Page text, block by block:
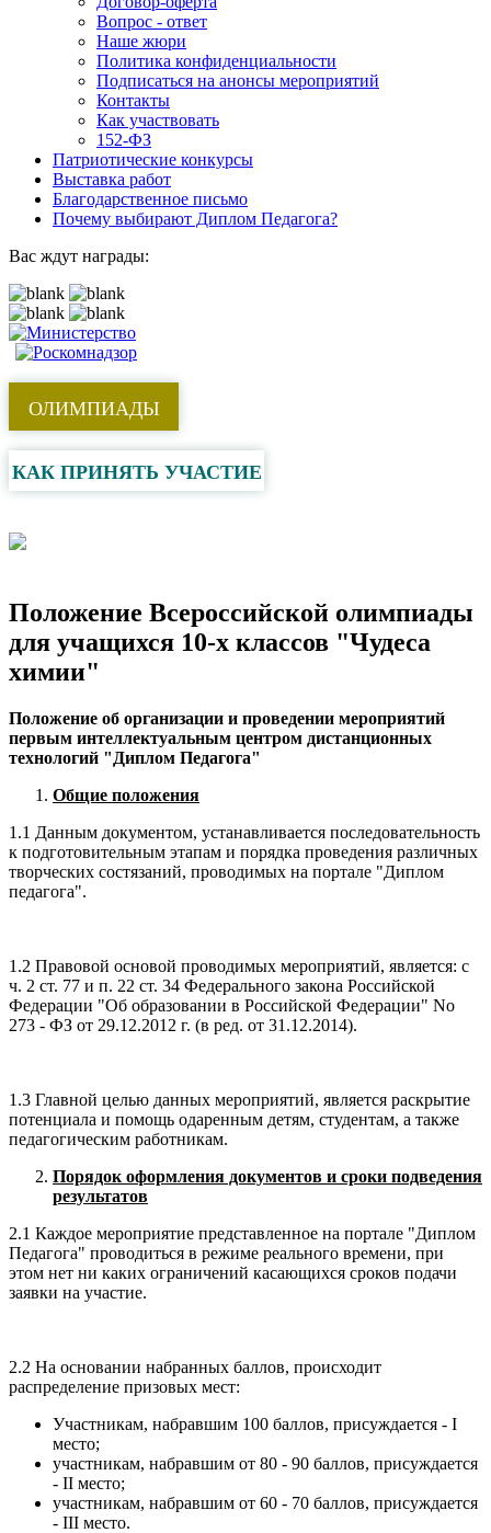
Вопрос - ответ
Наше жюри
Политика конфиденциальности
Подписаться на анонсы мероприятий
Контакты
Как участвовать
152-ФЗ
Патриотические конкурсы
Выставка работ
Благодарственное письмо
Почему выбирают Диплом Педагога?
Вас ждут награды:
ОЛИМПИАДЫ
КАК ПРИНЯТЬ УЧАСТИЕ
Положение Всероссийской олимпиады
для учащихся 10-х классов "Чудеса
химии"
Положение об организации и проведении мероприятий
первым интеллектуальным центром дистанционных
технологий "Диплом Педагога"
Общие положения
1.1 Данным документом, устанавливается последовательность
к подготовительным этапам и порядка проведения различных
творческих состязаний, проводимых на портале "Диплом
педагога".
1.2 Правовой основой проводимых мероприятий, является: с
ч. 2 ст. 77 и п. 22 ст. 34 Федерального закона Российской
Федерации "Об образовании в Российской Федерации" No
273 - ФЗ от 29.12.2012 г. (в ред. от 31.12.2014).
1.3 Главной целью данных мероприятий, является раскрытие
потенциала и помощь одаренным детям, студентам, а также
педагогическим работникам.
Порядок оформления документов и сроки подведения
результатов
2.1 Каждое мероприятие представленное на портале "Диплом
Педагога" проводиться в режиме реального времени, при
этом нет ни каких ограничений касающихся сроков подачи
заявки на участие.
2.2 На основании набранных баллов, происходит
распределение призовых мест:
Участникам, набравшим 100 баллов, присуждается - I
место;
участникам, набравшим от 80 - 90 баллов, присуждается
- II место;
участникам, набравшим от 60 - 70 баллов, присуждается
- III место.